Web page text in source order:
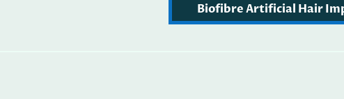
Biofibre Artificial Hair